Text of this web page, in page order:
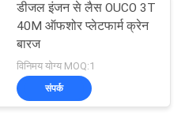
डीजल इंजन से लैस OUCO 3T
40M ऑफशोर प्लेटफार्म क्रेन
बारज
विनिमय योग्य MOQ:1
संपर्क